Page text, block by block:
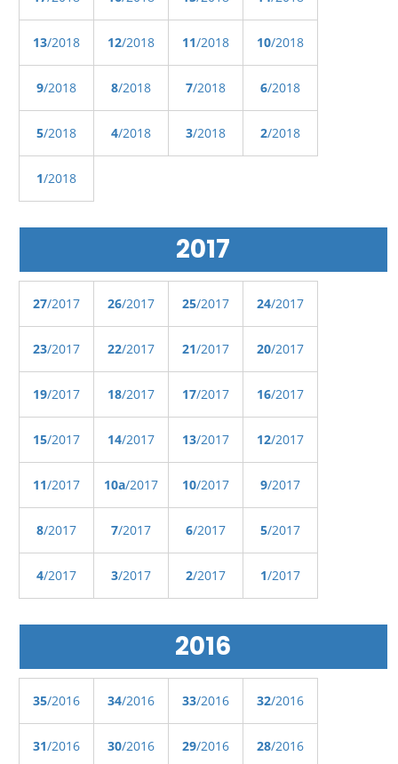
13/2018 12/2018 11/2018 10/2018
9/2018 8/2018 7/2018 6/2018
5/2018 4/2018 3/2018 2/2018
1/2018
2017
27/2017 26/2017 25/2017 24/2017
23/2017 22/2017 21/2017 20/2017
19/2017 18/2017 17/2017 16/2017
15/2017 14/2017 13/2017 12/2017
11/2017 10a/2017 10/2017 9/2017
8/2017 7/2017 6/2017 5/2017
4/2017 3/2017 2/2017 1/2017
2016
35/2016 34/2016 33/2016 32/2016
31/2016 30/2016 29/2016 28/2016